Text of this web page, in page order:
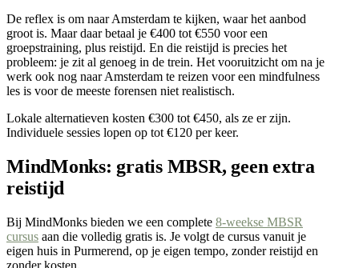
De reflex is om naar Amsterdam te kijken, waar het aanbod
groot is. Maar daar betaal je €400 tot €550 voor een
groepstraining, plus reistijd. En die reistijd is precies het
probleem: je zit al genoeg in de trein. Het vooruitzicht om na je
werk ook nog naar Amsterdam te reizen voor een mindfulness
les is voor de meeste forensen niet realistisch.
Lokale alternatieven kosten €300 tot €450, als ze er zijn.
Individuele sessies lopen op tot €120 per keer.
MindMonks: gratis MBSR, geen extra
reistijd
Bij MindMonks bieden we een complete 8-weekse MBSR
cursus aan die volledig gratis is. Je volgt de cursus vanuit je
eigen huis in Purmerend, op je eigen tempo, zonder reistijd en